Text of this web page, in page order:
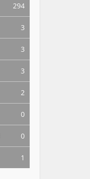
294
3
3
3
2
0
0
1